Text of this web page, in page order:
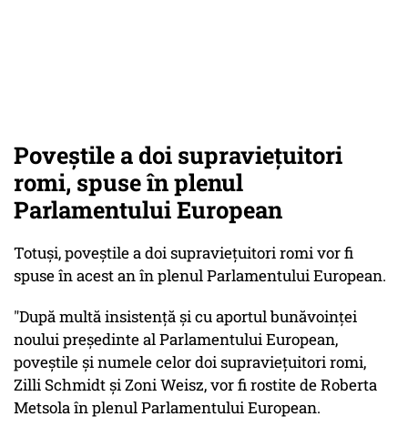
Poveștile a doi supraviețuitori
romi, spuse în plenul
Parlamentului European
Totuși, poveștile a doi supraviețuitori romi vor fi
spuse în acest an în plenul Parlamentului European.
"După multă insistență și cu aportul bunăvoinței
noului președinte al Parlamentului European,
poveștile și numele celor doi supraviețuitori romi,
Zilli Schmidt și Zoni Weisz, vor fi rostite de Roberta
Metsola în plenul Parlamentului European.